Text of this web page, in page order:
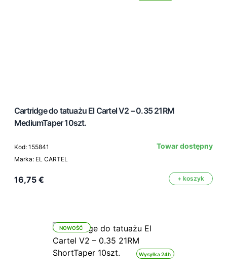
Cartridge do tatuażu El Cartel V2 – 0.35 21RM
MediumTaper 10szt.
Kod: 155841
Marka: EL CARTEL
Towar dostępny
16,75 € + koszyk
Wysyłka 24h
NOWOŚĆ